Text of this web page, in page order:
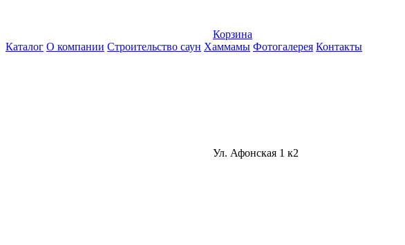
Корзина
Каталог О компании Строительство саун Хаммамы Фотогалерея Контакты
Ул. Афонская 1 к2